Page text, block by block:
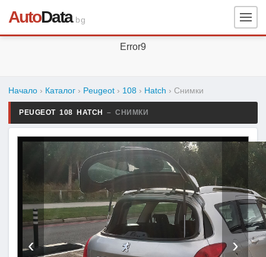
AutoData.bg
Error9
Начало › Каталог › Peugeot › 108 › Hatch › Снимки
PEUGEOT 108 HATCH – СНИМКИ
‹ ›